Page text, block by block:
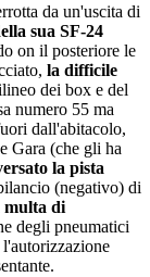
da un'uscita di
sua SF-24
on il posteriore le
la difficile
dei box e del
numero 55 ma
dall'abitacolo,
Gara (che gli ha
la pista
(negativo) di
multa di
degli pneumatici
l'autorizzazione